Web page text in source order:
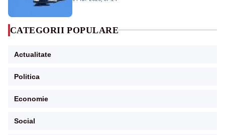
CATEGORII POPULARE
Actualitate
Politica
Economie
Social